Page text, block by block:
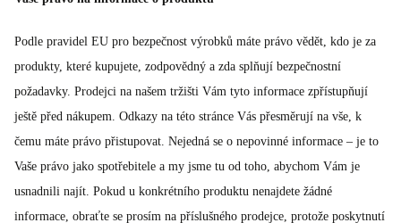
Podle pravidel EU pro bezpečnost výrobků máte právo vědět, kdo je za
produkty, které kupujete, zodpovědný a zda splňují bezpečnostní
požadavky. Prodejci na našem tržišti Vám tyto informace zpřístupňují
ještě před nákupem. Odkazy na této stránce Vás přesměrují na vše, k
čemu máte právo přistupovat. Nejedná se o nepovinné informace – je to
Vaše právo jako spotřebitele a my jsme tu od toho, abychom Vám je
usnadnili najít. Pokud u konkrétního produktu nenajdete žádné
informace, obraťte se prosím na příslušného prodejce, protože poskytnutí